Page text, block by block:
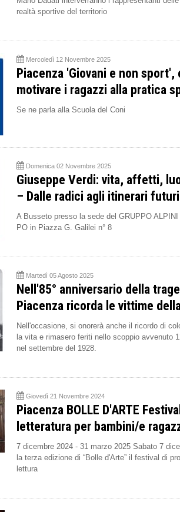
realtà sportive del territorio
Mercoledì 12 Novembre 2025
Piacenza 'Giovani e non sport',
motivare i ragazzi alla pratica
Se ne parla alla Scuola del Coni
Domenica 02 Novembre 2025
Giuseppe Verdi: vita, affetti,
– Dalle radici agli itinerari futuri
A Busseto presso la sede del GRUPPO ALPINI
PO in Piazza G. Galilei n° 8
Martedì 05 Agosto 2025
Nell'85° anniversario della
Piacenza ricorda le vittime
Nell'occasione, si onorerà anche il ricordo di
la vita e rimasero feriti nello scoppio avvenuto
nel settembre del 1928.
Giovedì 21 Novembre 2024
Piacenza BOLLE D'ARTE
letteratura per bambini/e
7 dicembre 2024 - 31 marzo 2025 Sabato 7
la terza edizione di “Bolle d'Arte” il festival di
lettura